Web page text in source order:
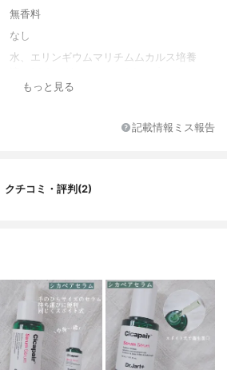
無香料
なし
水、エリンギウムマリチムムカルス培養
ール、セイヨウノコギリソウ油、ドクダミ
ャカエキス、サトウキビエキス、ストレプ
クタ花エキス、ベルガモット果実油、カカ
塩化Ca、硫酸Mg、カルボマー、キサンタン
ガム、EDTA-2Na
もっと見る
記載情報ミス報告
クチコミ・評判(2)